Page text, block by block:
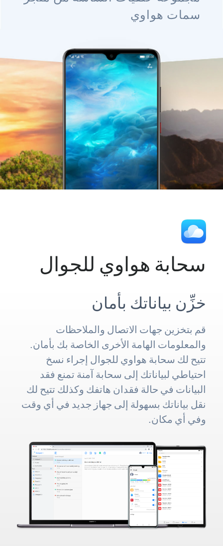
سمات هواوي
سحابة هواوي للجوال
خزِّن بياناتك بأمان
قم بتخزين جهات الاتصال والملاحظات
والمعلومات الهامة الأخرى الخاصة بك بأمان.
تتيح لك سحابة هواوي للجوال إجراء نسخ
احتياطي لبياناتك إلى سحابة آمنة تمنع فقد
البيانات في حالة فقدان هاتفك وكذلك تتيح لك
نقل بياناتك بسهولة إلى جهاز جديد في أي وقت
وفي أي مكان.